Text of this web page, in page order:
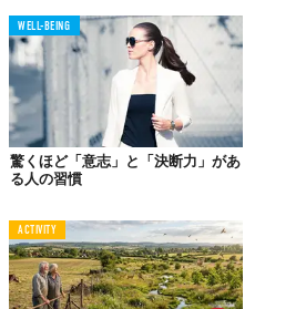
私は「ビジネス書」を中心につくる出版
た。そこでわかったことが、多くのビジ
のことしか書かれていないのである。稀
を貫いてきた人の言葉に、胸躍る読後感
が、ほとんどの本には目新しいことが何
ところが不思議なことに、そういった本
いく。
なぜ、似たような本ばかりが好まれるの
合、安心したいと思っている。頭で理解
べくなら受け付けたくない。つまり、私
ほうへと向かってしまう傾向にある、と
WELL-BEING
驚くほど「意志」と「決断力」があ
る人の習慣
ACTIVITY